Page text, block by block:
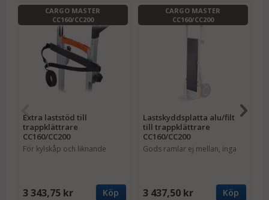
ingår!
Extra batteripaket samt 12V- eller 24V-laddare för
biluttag finns självklart också som tillbehör (se nedan).
DC Motor:24
CARGO MASTER
CC160/CC200
Extra laststöd till
trappklättrare
CC160/CC200
För kylskåp och liknande
3 343,75 kr Köp
CARGO MASTER
CC160/CC200
Lastskyddsplatta alu/filt
till trappklättrare
CC160/CC200
Gods ramlar ej mellan, inga
3 437,50 kr Köp